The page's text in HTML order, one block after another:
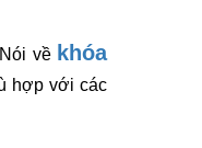
về khóa
hợp với các